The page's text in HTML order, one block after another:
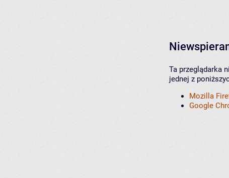
Ta przeglądarka
jednej z
Mozilla
Google